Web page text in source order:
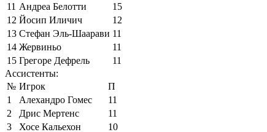
11 Андреа Белотти
15
12 Йосип Иличич
12
13 Стефан Эль-Шаарави 11
14 Жервиньо
11
15 Грегоре Дефрель
11
Ассистенты:
№ Игрок
П
1
Алехандро Гомес
11
2
Дрис Мертенс
11
3
Хосе Кальехон
10